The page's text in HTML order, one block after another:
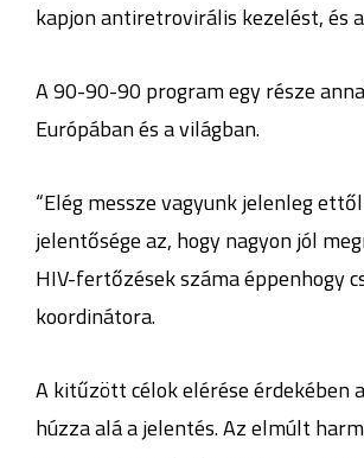
kapjon antiretrovirális kezelést, és
A 90-90-90 program egy része
Európában és a világban.
“Elég messze vagyunk jelenleg
jelentősége az, hogy nagyon jól
HIV-fertőzések száma éppenhogy
koordinátora.
A kitűzött célok elérése érdekében
húzza alá a jelentés. Az elmúlt